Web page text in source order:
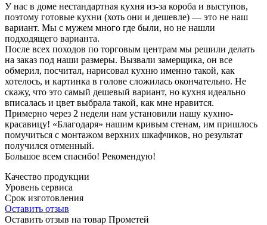
У нас в доме нестандартная кухня из-за короба и выступов,
поэтому готовые кухни (хоть они и дешевле) — это не наш
вариант. Мы с мужем много где были, но не нашли
подходящего варианта.
После всех походов по торговым центрам мы решили делать
на заказ под наши размеры. Вызвали замерщика, он все
обмерил, посчитал, нарисовал кухню именно такой, как
хотелось, и картинка в голове сложилась окончательно. Не
скажу, что это самый дешевый вариант, но кухня идеально
вписалась и цвет выбрала такой, как мне нравится.
Примерно через 2 недели нам установили нашу кухню-
красавицу! «Благодаря» нашим кривым стенам, им пришлось
помучиться с монтажом верхних шкафчиков, но результат
получился отменный.
Большое всем спасибо! Рекомендую!
Качество продукции
Уровень сервиса
Срок изготовления
Оставить отзыв
Оставить отзыв на товар Прометей